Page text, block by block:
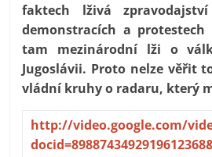
faktech lživá
demonstracích a
tam mezinárodní lži o
Jugoslávii. Proto nelze věřit
vládní kruhy o radaru, který
http://video.google.com/